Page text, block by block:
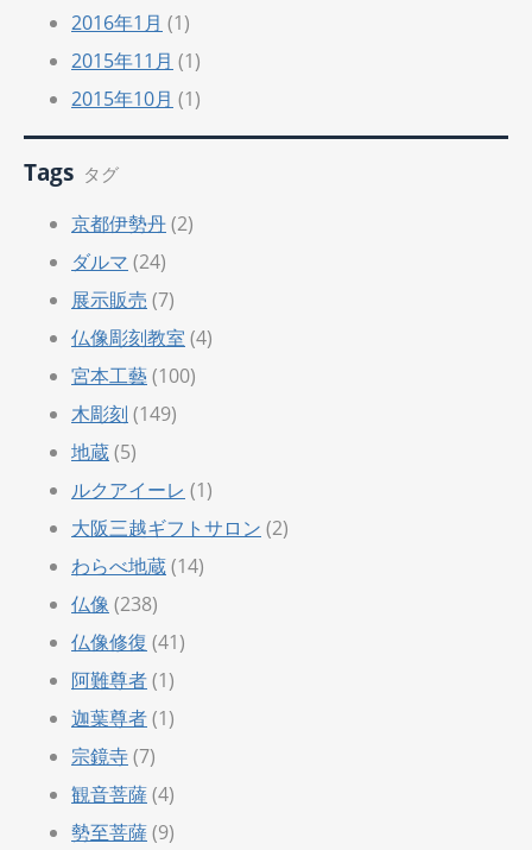
2016年1月 (1)
2015年11月 (1)
2015年10月 (1)
Tags タグ
京都伊勢丹(2)
ダルマ (24)
展示販売 (7)
仏像彫刻教室 (4)
宮本工藝(100)
木彫刻 (149)
地蔵(5)
ルクアイーレ (1)
大阪三越ギフトサロン (2)
わらべ地蔵(14)
仏像 (238)
仏像修復 (41)
阿難尊者(1)
迦葉尊者(1)
宗鏡寺(7)
観音菩薩(4)
勢至菩薩(9)